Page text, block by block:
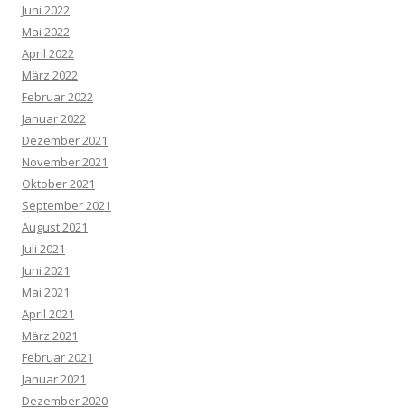
Juni 2022
Mai 2022
April 2022
März 2022
Februar 2022
Januar 2022
Dezember 2021
November 2021
Oktober 2021
September 2021
August 2021
Juli 2021
Juni 2021
Mai 2021
April 2021
März 2021
Februar 2021
Januar 2021
Dezember 2020